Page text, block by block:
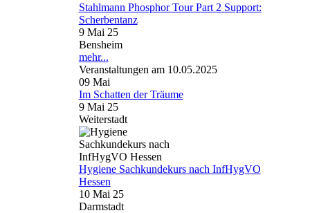
Stahlmann Phosphor Tour Part 2 Support:
Scherbentanz
9 Mai 25
Bensheim
mehr...
Veranstaltungen am 10.05.2025
09 Mai
Im Schatten der Träume
9 Mai 25
Weiterstadt
Hygiene Sachkundekurs nach InfHygVO
Hessen
10 Mai 25
Darmstadt